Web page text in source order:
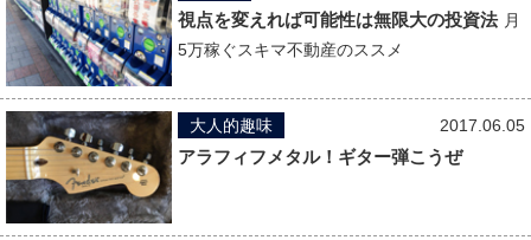
視点を変えれば可能性は無限大の投資法 月
5万稼ぐスキマ不動産のススメ
2017.06.05
大人的趣味
アラフィフメタル！ギター弾こうぜ